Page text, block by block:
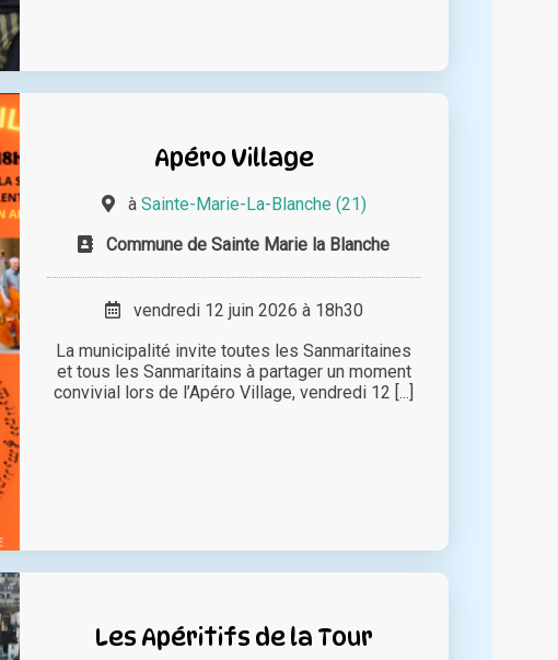
Apéro Village
à Sainte-Marie-La-Blanche (21)
Commune de Sainte Marie la Blanche
vendredi 12 juin 2026 à 18h30
La municipalité invite toutes les Sanmaritaines
et tous les Sanmaritains à partager un moment
convivial lors de l’Apéro Village, vendredi 12 [...]
Les Apéritifs de la Tour